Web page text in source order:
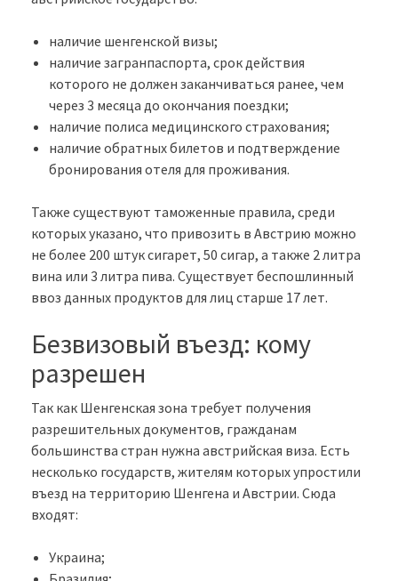
наличие шенгенской визы;
наличие загранпаспорта, срок действия
которого не должен заканчиваться ранее, чем
через 3 месяца до окончания поездки;
наличие полиса медицинского страхования;
наличие обратных билетов и подтверждение
бронирования отеля для проживания.
Также существуют таможенные правила, среди
которых указано, что привозить в Австрию можно
не более 200 штук сигарет, 50 сигар, а также 2 литра
вина или 3 литра пива. Существует беспошлинный
ввоз данных продуктов для лиц старше 17 лет.
Безвизовый въезд: кому
разрешен
Так как Шенгенская зона требует получения
разрешительных документов, гражданам
большинства стран нужна австрийская виза. Есть
несколько государств, жителям которых упростили
въезд на территорию Шенгена и Австрии. Сюда
входят:
Украина;